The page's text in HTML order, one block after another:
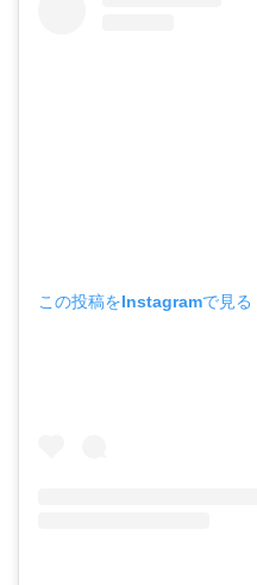
この投稿をInstagramで見る